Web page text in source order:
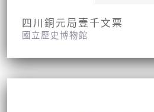
四川銅元局壹千文票
國立歷史博物館